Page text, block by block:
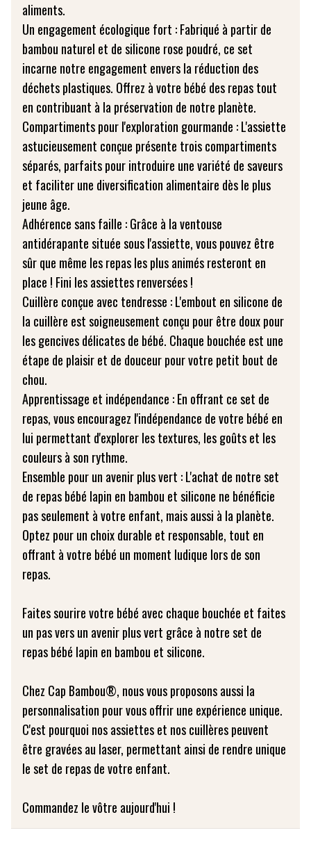
aliments.
Un engagement écologique fort : Fabriqué à partir de
bambou naturel et de silicone rose poudré, ce set
incarne notre engagement envers la réduction des
déchets plastiques. Offrez à votre bébé des repas tout
en contribuant à la préservation de notre planète.
Compartiments pour l'exploration gourmande : L'assiette
astucieusement conçue présente trois compartiments
séparés, parfaits pour introduire une variété de saveurs
et faciliter une diversification alimentaire dès le plus
jeune âge.
Adhérence sans faille : Grâce à la ventouse
antidérapante située sous l'assiette, vous pouvez être
sûr que même les repas les plus animés resteront en
place ! Fini les assiettes renversées !
Cuillère conçue avec tendresse : L'embout en silicone de
la cuillère est soigneusement conçu pour être doux pour
les gencives délicates de bébé. Chaque bouchée est une
étape de plaisir et de douceur pour votre petit bout de
chou.
Apprentissage et indépendance : En offrant ce set de
repas, vous encouragez l'indépendance de votre bébé en
lui permettant d'explorer les textures, les goûts et les
couleurs à son rythme.
Ensemble pour un avenir plus vert : L'achat de notre set
de repas bébé lapin en bambou et silicone ne bénéficie
pas seulement à votre enfant, mais aussi à la planète.
Optez pour un choix durable et responsable, tout en
offrant à votre bébé un moment ludique lors de son
repas.
Faites sourire votre bébé avec chaque bouchée et faites
un pas vers un avenir plus vert grâce à notre set de
repas bébé lapin en bambou et silicone.
Chez Cap Bambou®, nous vous proposons aussi la
personnalisation pour vous offrir une expérience unique.
C'est pourquoi nos assiettes et nos cuillères peuvent
être gravées au laser, permettant ainsi de rendre unique
le set de repas de votre enfant.
Commandez le vôtre aujourd'hui !